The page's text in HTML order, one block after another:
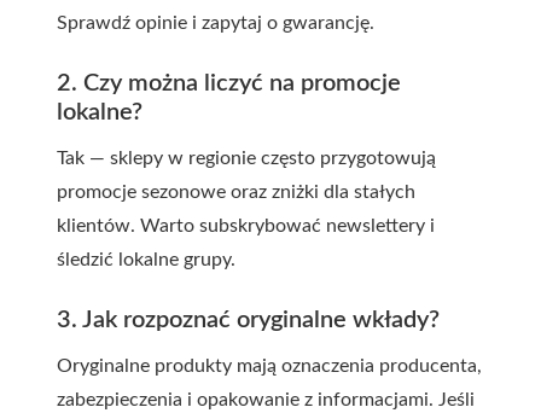
Sprawdź opinie i zapytaj o gwarancję.
2. Czy można liczyć na promocje
lokalne?
Tak — sklepy w regionie często przygotowują
promocje sezonowe oraz zniżki dla stałych
klientów. Warto subskrybować newslettery i
śledzić lokalne grupy.
3. Jak rozpoznać oryginalne wkłady?
Oryginalne produkty mają oznaczenia producenta,
zabezpieczenia i opakowanie z informacjami. Jeśli